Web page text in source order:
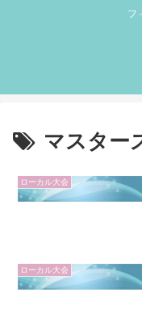
フ
マスター
ローカル大会
ローカル大会